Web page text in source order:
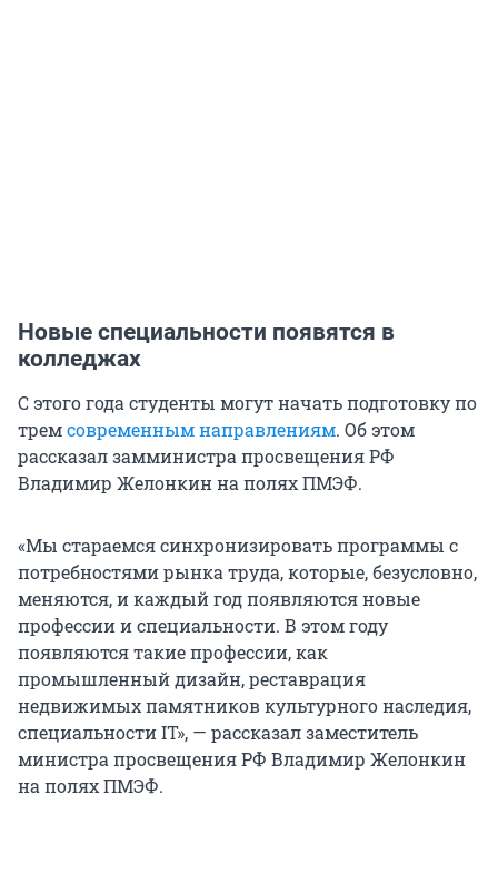
Новые специальности появятся в
колледжах
С этого года студенты могут начать подготовку по
тремсовременным направлениям. Об этом
рассказал замминистра просвещения РФ
Владимир Желонкин на полях ПМЭФ.
«Мы стараемся синхронизировать программы с
потребностями рынка труда, которые, безусловно,
меняются, и каждый год появляются новые
профессии и специальности. В этом году
появляются такие профессии, как
промышленный дизайн, реставрация
недвижимых памятников культурного наследия,
специальности IT», — рассказал заместитель
министра просвещения РФ Владимир Желонкин
на полях ПМЭФ.